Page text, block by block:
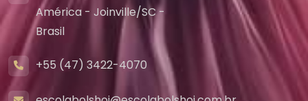
América - Joinville/SC -
Brasil
+55 (47) 3422-4070